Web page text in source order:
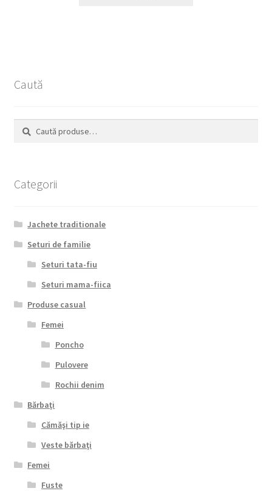
alese
Caută
Caută
după:
Caută
Categorii
Jachete traditionale
Seturi de familie
Seturi tata-fiu
Seturi mama-fiica
Produse casual
Femei
Poncho
Pulovere
Rochii denim
Bărbaţi
Cămăşi tip ie
Veste bărbaţi
Femei
Fuste